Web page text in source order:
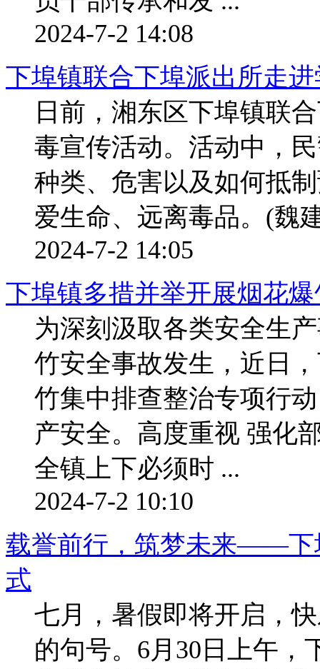
2024-7-2 14:08
下埠镇联合下埠派出所走
日前，湘东区下埠镇联
毒宣传活动。活动中，
种类、危害以及如何抵
爱生命、远离毒品。(魏
2024-7-2 14:05
下埠镇多措并举开展烟花
为深刻汲取各类安全生
竹安全事故发生，近日
竹集中排查整治专项行
产安全。高度重视 强化
全镇上下必须时 ...
2024-7-2 10:10
载誉前行，筑梦未来——下
式
七月，暑假即将开启，
的句号。6月30日上午，